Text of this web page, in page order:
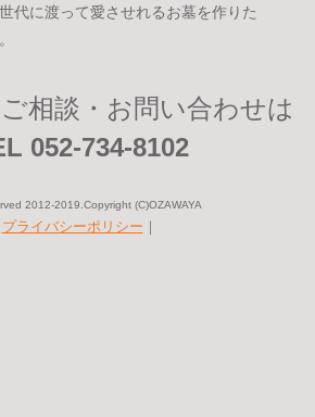
代に渡って愛させれるお墓を作りた
2012-2019.Copyright (C)OZAWAYA
プライバシーポリシー ｜